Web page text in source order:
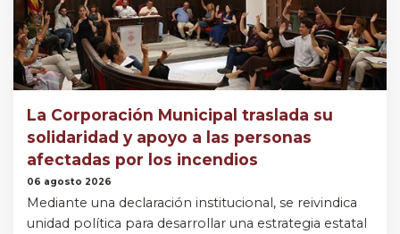
La Corporación Municipal traslada su
solidaridad y apoyo a las personas
afectadas por los incendios
06 agosto 2026
Mediante una declaración institucional, se reivindica
unidad política para desarrollar una estrategia estatal